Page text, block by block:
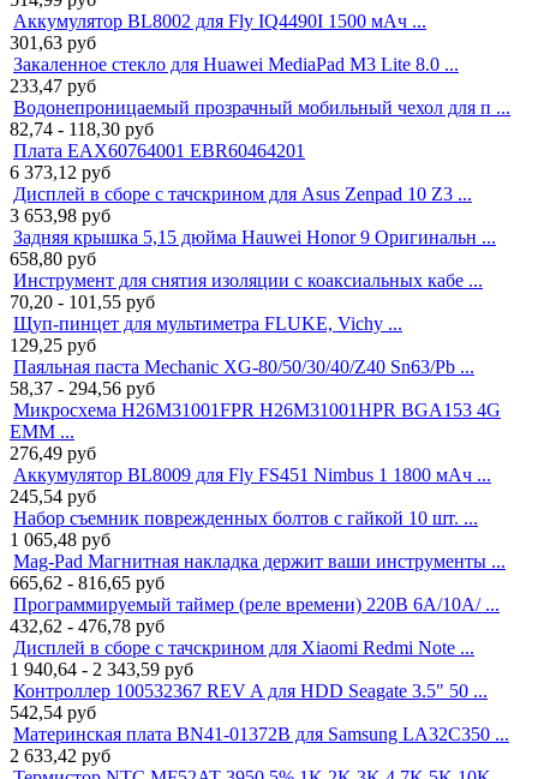
Аккумулятор BL8002 для Fly IQ4490I 1500 мАч ...
301,63 руб
Закаленное стекло для Huawei MediaPad M3 Lite 8.0 ...
233,47 руб
Водонепроницаемый прозрачный мобильный чехол для п ...
82,74 - 118,30 руб
Плата EAX60764001 EBR60464201
6 373,12 руб
Дисплей в сборе с тачскрином для Asus Zenpad 10 Z3 ...
3 653,98 руб
Задняя крышка 5,15 дюйма Hauwei Honor 9 Оригинальн ...
658,80 руб
Инструмент для снятия изоляции с коаксиальных кабе ...
70,20 - 101,55 руб
Щуп-пинцет для мультиметра FLUKE, Vichy ...
129,25 руб
Паяльная паста Mechanic XG-80/50/30/40/Z40 Sn63/Pb ...
58,37 - 294,56 руб
Микросхема H26M31001FPR H26M31001HPR BGA153 4G
EMM ...
276,49 руб
Аккумулятор BL8009 для Fly FS451 Nimbus 1 1800 мАч ...
245,54 руб
Набор съемник поврежденных болтов с гайкой 10 шт. ...
1 065,48 руб
Mag-Pad Магнитная накладка держит ваши инструменты ...
665,62 - 816,65 руб
Программируемый таймер (реле времени) 220В 6A/10A/ ...
432,62 - 476,78 руб
Дисплей в сборе с тачскрином для Xiaomi Redmi Note ...
1 940,64 - 2 343,59 руб
Контроллер 100532367 REV A для HDD Seagate 3.5" 50 ...
542,54 руб
Материнская плата BN41-01372B для Samsung LA32C350 ...
2 633,42 руб